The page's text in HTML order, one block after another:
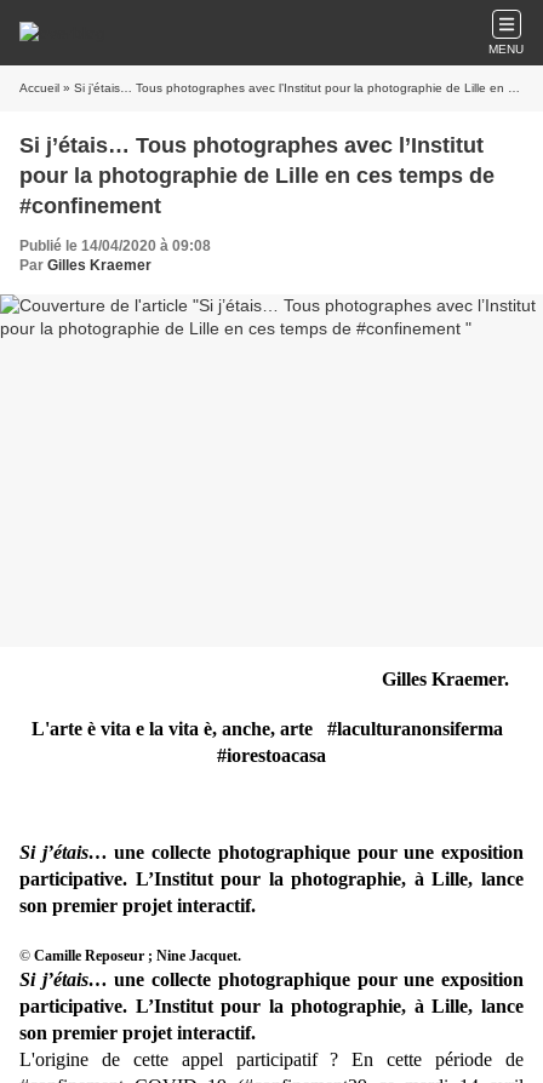
MENU
Accueil » Si j’étais… Tous photographes avec l’Institut pour la photographie de Lille en ces temps de #confinement
Si j’étais… Tous photographes avec l’Institut
pour la photographie de Lille en ces temps de
#confinement
Publié le 14/04/2020 à 09:08
Par Gilles Kraemer
Gilles Kraemer.
L'arte è vita e la vita è, anche, arte #laculturanonsiferma
#iorestoacasa
Si j’étais… une collecte photographique pour une exposition
participative. L’Institut pour la photographie, à Lille, lance
son premier projet interactif.
© Camille Reposeur ; Nine Jacquet.
Si j’étais… une collecte photographique pour une exposition
participative. L’Institut pour la photographie, à Lille, lance
son premier projet interactif.
L'origine de cette appel participatif ? En cette période de